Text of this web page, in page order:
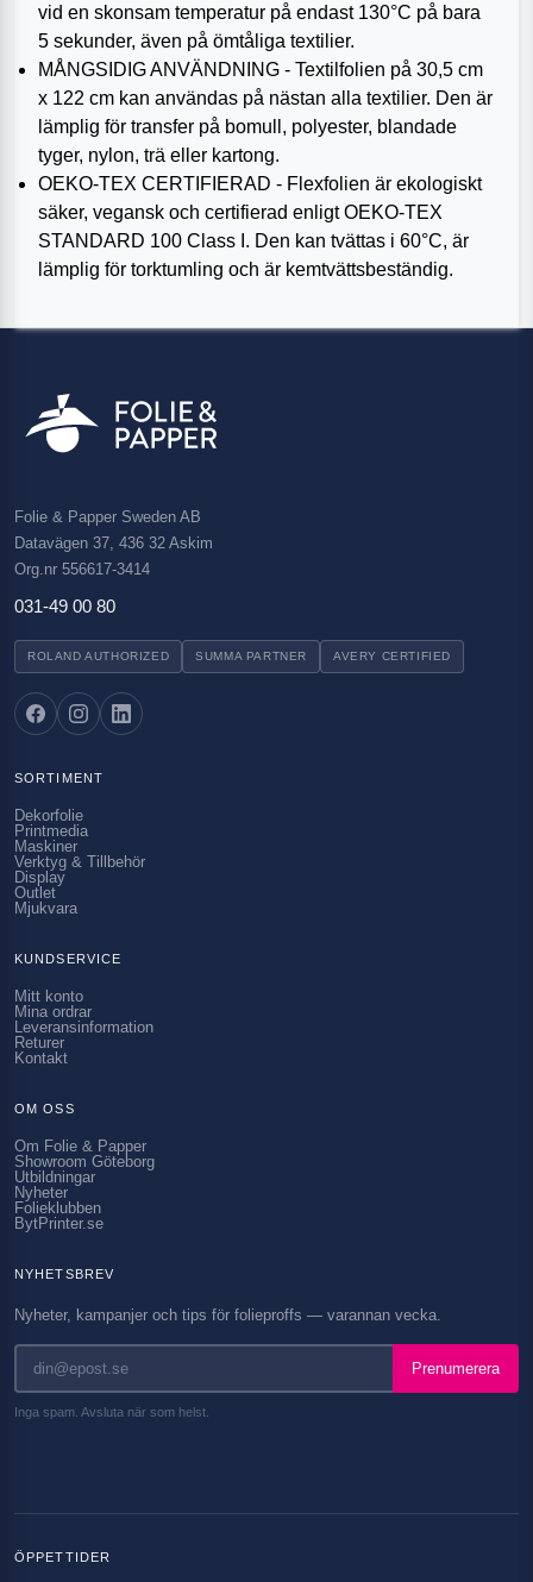
vid en skonsam temperatur på endast 130°C på bara
5 sekunder, även på ömtåliga textilier.
MÅNGSIDIG ANVÄNDNING - Textilfolien på 30,5 cm
x 122 cm kan användas på nästan alla textilier. Den är
lämplig för transfer på bomull, polyester, blandade
tyger, nylon, trä eller kartong.
OEKO-TEX CERTIFIERAD - Flexfolien är ekologiskt
säker, vegansk och certifierad enligt OEKO-TEX
STANDARD 100 Class I. Den kan tvättas i 60°C, är
lämplig för torktumling och är kemtvättsbeständig.
Folie & Papper Sweden AB
Datavägen 37, 436 32 Askim
Org.nr 556617-3414
031-49 00 80
ROLAND AUTHORIZED SUMMA PARTNER AVERY CERTIFIED
SORTIMENT
Dekorfolie
Printmedia
Maskiner
Verktyg & Tillbehör
Display
Outlet
Mjukvara
KUNDSERVICE
Mitt konto
Mina ordrar
Leveransinformation
Returer
Kontakt
OM OSS
Om Folie & Papper
Showroom Göteborg
Utbildningar
Nyheter
Folieklubben
BytPrinter.se
NYHETSBREV
Nyheter, kampanjer och tips för folieproffs — varannan vecka.
Prenumerera
Inga spam. Avsluta när som helst.
ÖPPETTIDER